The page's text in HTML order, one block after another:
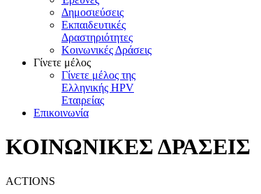
Δημοσιεύσεις
Εκπαιδευτικές
Δραστηριότητες
Κοινωνικές Δράσεις
Γίνετε μέλος
Γίνετε μέλος της
Ελληνικής HPV
Εταιρείας
Επικοινωνία
ΚΟΙΝΩΝΙΚΕΣ ΔΡΑΣΕΙΣ
ACTIONS